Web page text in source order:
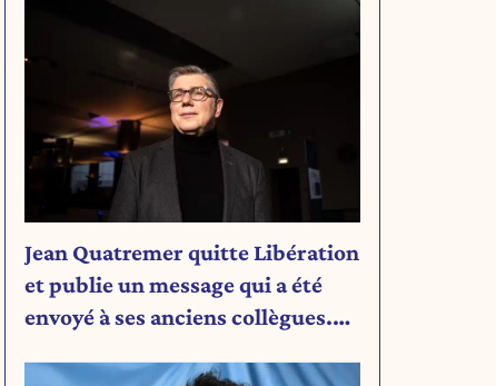
Jean Quatremer quitte Libération
et publie un message qui a été
envoyé à ses anciens collègues.